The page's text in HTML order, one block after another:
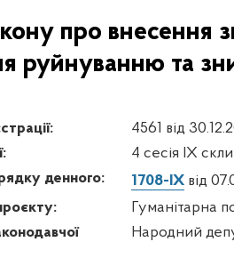
про внесення
руйнуванню та
4561 від
4 сесія IX
денного:
1708-IX від
Гуманітарна
Народний